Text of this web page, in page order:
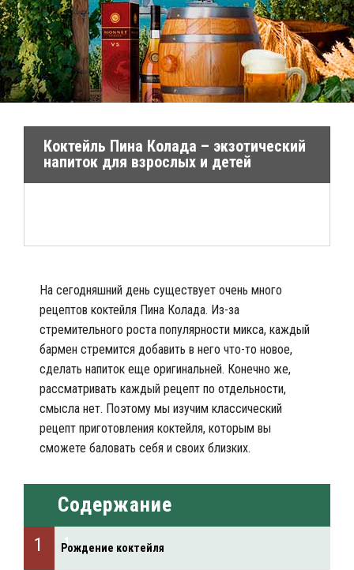
Коктейль Пина Колада – экзотический
напиток для взрослых и детей
На сегодняшний день существует очень много
рецептов коктейля Пина Колада. Из-за
стремительного роста популярности микса, каждый
бармен стремится добавить в него что-то новое,
сделать напиток еще оригинальней. Конечно же,
рассматривать каждый рецепт по отдельности,
смысла нет. Поэтому мы изучим классический
рецепт приготовления коктейля, которым вы
сможете баловать себя и своих близких.
Содержание
Рождение коктейля